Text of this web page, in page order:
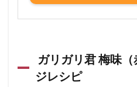
ガリガリ君 梅味
ジレシピ